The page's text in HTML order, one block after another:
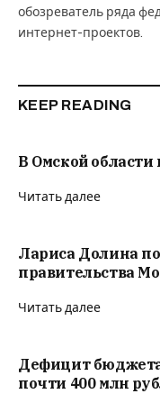
обозреватель ряда
интернет-проектов.
KEEP READING
В Омской
Читать далее
Лариса Долина
правительства
Читать далее
Дефицит
почти 400 млн